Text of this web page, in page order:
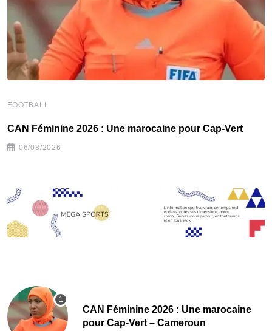
FOOTBALL
‎CAN Féminine 2026 : Une marocaine pour Cap-Vert
06/08/2026
‎CAN Féminine 2026 : Une marocaine
pour Cap-Vert – Cameroun